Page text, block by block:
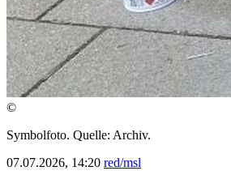
©
Symbolfoto. Quelle: Archiv.
07.07.2026, 14:20 red/msl